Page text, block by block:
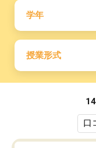
学年
授業形式
14